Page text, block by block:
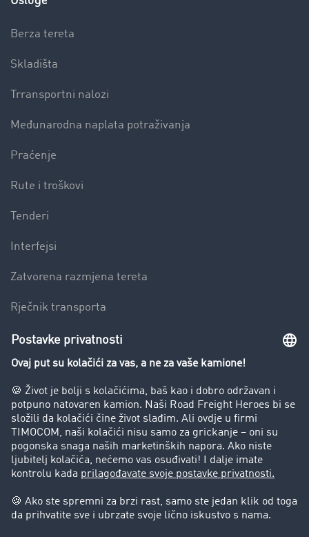
Berza tereta
Skladišta
Trransportni nalozi
Međunarodna naplata potraživanja
Praćenje
Rute i troškovi
Tenderi
Interfejsi
Zatvorena razmjena tereta
Rječnik transporta
Preduzeće
Success Stories
Korisnici preporučuju korisnike
Blog
Zabrane vožnje za kamione
Pravni